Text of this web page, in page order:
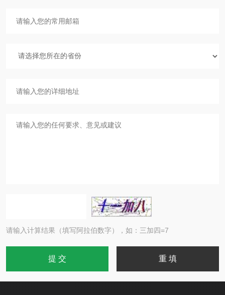
请输入计算结果（填写阿拉伯数字），如：三加四=7